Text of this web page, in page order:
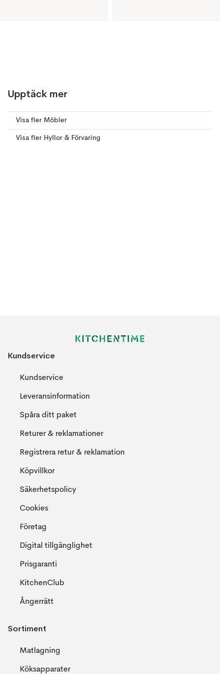
Upptäck mer
Visa fler Möbler
Visa fler Hyllor & Förvaring
Kundservice
Kundservice
Leveransinformation
Spåra ditt paket
Returer & reklamationer
Registrera retur & reklamation
Köpvillkor
Säkerhetspolicy
Cookies
Företag
Digital tillgänglighet
Prisgaranti
KitchenClub
Ångerrätt
Sortiment
Matlagning
Köksapparater